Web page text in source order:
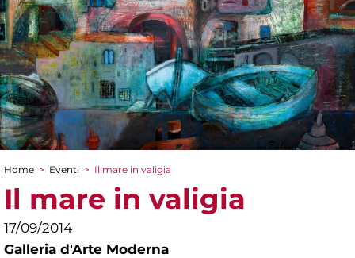
Tu sei qui
Home > Eventi > Il mare in valigia
Il mare in valigia
17/09/2014
Galleria d'Arte Moderna